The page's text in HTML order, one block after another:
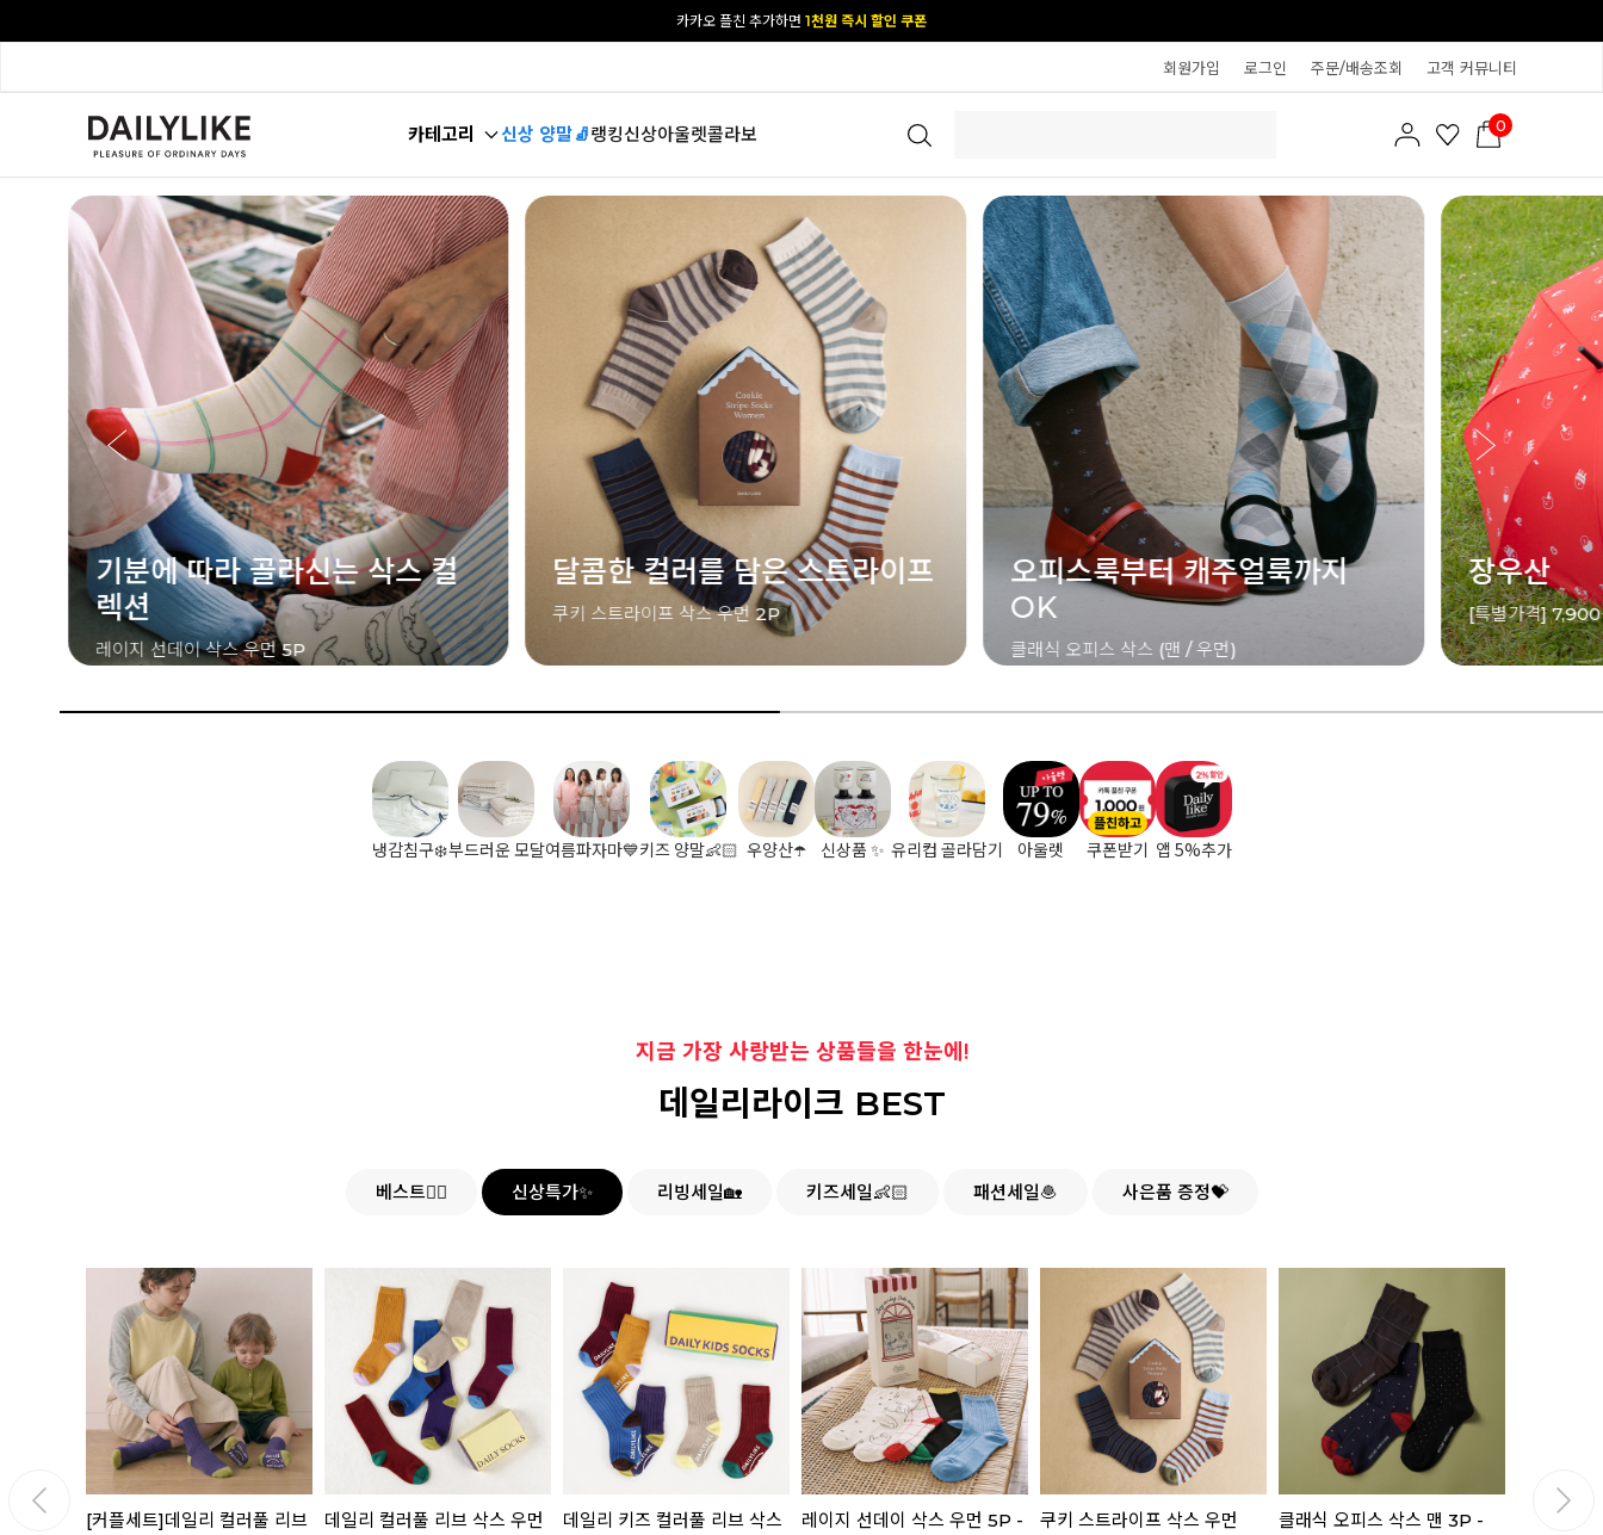
[공식몰 단독] 앱 다운받고2% 결제 할인 받기
회원가입 로그인 주문/배송조회 고객 커뮤니티
카테고리 신상 양말🧦랭킹신상아울렛콜라보 0
달콤한 컬러를 담은 스트라이프
쿠키 스트라이프 삭스 우먼 2P
오피스룩부터 캐주얼룩까지
OK
장우산
[특별가격] 7,900원
오디즈 섬
[특별가격]
냉감침구❄️부드러운 모달여름파자마💙키즈 양말👶🏻 우양산☂️ 신상품 ✨ 유리컵 골라담기 아울렛
플친하고
쿠폰받기 앱 5%추가
지금 가장 사랑받는 상품들을 한눈에!
데일리라이크 BEST
베스트👍🏻 신상특가✨ 리빙세일🏡 키즈세일👶🏻 패션세일🧆 사은품 증정💝
스 4P
[커플세트]데일리 컬러풀 리브
데일리 컬러풀 리브 삭스 우먼
데일리 키즈 컬러풀 리브 삭스
레이지 선데이 삭스 우먼 5P -
쿠키 스트라이프 삭스 우먼
클래식 오피스 삭스 맨 3P -
핸들 플